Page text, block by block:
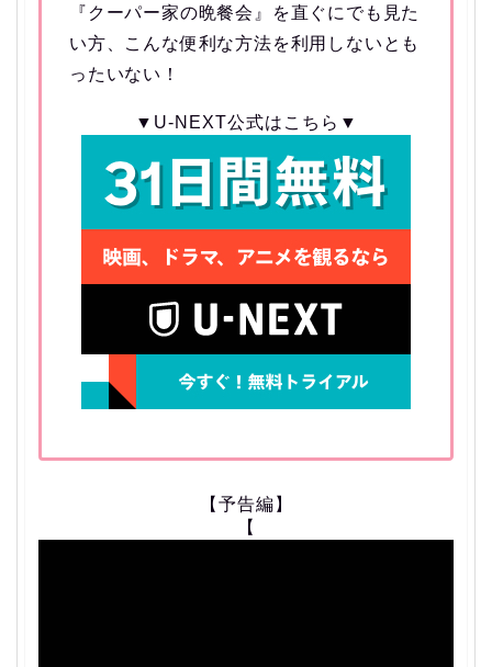
『クーパー家の晩餐会』を直ぐにでも見た
い方、こんな便利な方法を利用しないとも
ったいない！
▼U-NEXT公式はこちら▼
【予告編】
【